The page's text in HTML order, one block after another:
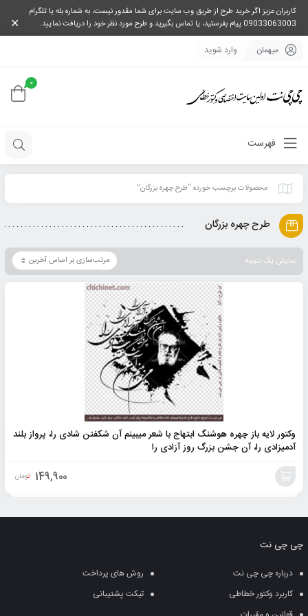
کاربران عزیز اگر خرید طرح از طریق وب سایت برای شما مقدور نیست، به شماره بله یا تلگرام
09033063003 پیام بفرستید، یا تماس بگیرید و طرح مورد نظر خود را دریافت نمایید.
میهمان وارد شوید
0
فهرست
محصولات برچسب خورده “طرح چهره بزرگان”
طرح چهره بزرگان
نمایش یک نتیجه
وکتور لایه باز چهره هوشنگ ابتهاج با شعر میبینم آن شکفتن شادی را، پرواز بلند
آدمیزادی را، آن جشن بزرگ روز آزادی را
149,900 تومان
سبد
چی چی نت
درباره چی چی نت
روش های پرداخت
کاربرد وکتور خطاطی
تیکت پشتیبانی